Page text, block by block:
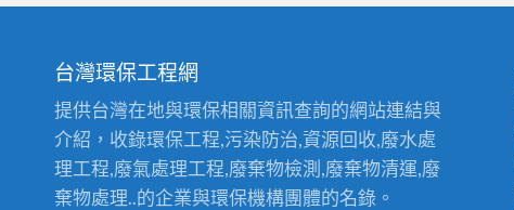
台灣環保工程網
提供台灣在地與環保相關資訊查詢的網站連結與
介紹，收錄環保工程,污染防治,資源回收,廢水處
理工程,廢氣處理工程,廢棄物檢測,廢棄物清運,廢
棄物處理..的企業與環保機構團體的名錄。